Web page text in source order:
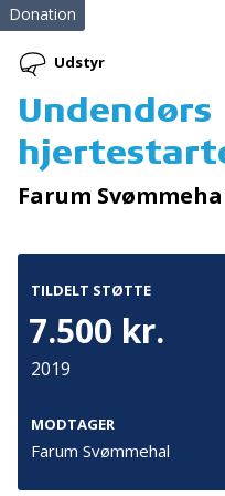
Donation
Udstyr
Undendørs
Farum
TILDELT STØTTE
7.500 kr.
2019
MODTAGER
Farum Svømmehal
Tilmeld nyhedsbrev
De seneste nyheder om
aktiviteter direkte i din